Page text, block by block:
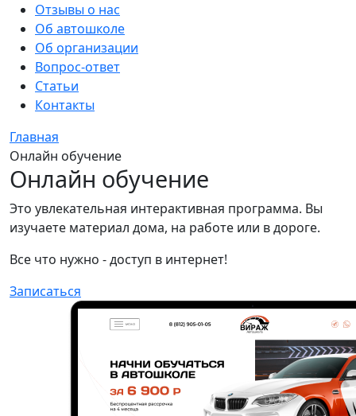
Отзывы о нас
Об автошколе
Об организации
Вопрос-ответ
Статьи
Контакты
Главная
Онлайн обучение
Онлайн обучение
Это увлекательная интерактивная программа. Вы
изучаете материал дома, на работе или в дороге.
Все что нужно - доступ в интернет!
Записаться